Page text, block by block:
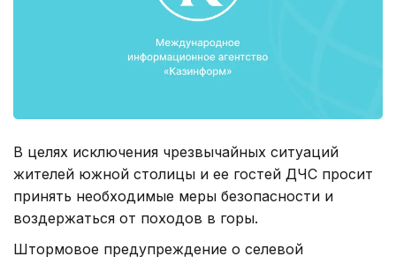
В целях исключения чрезвычайных ситуаций
жителей южной столицы и ее гостей ДЧС просит
принять необходимые меры безопасности и
воздержаться от походов в горы.
Штормовое предупреждение о селевой